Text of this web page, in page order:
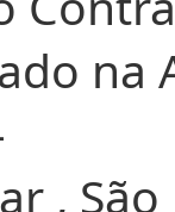
na
, São